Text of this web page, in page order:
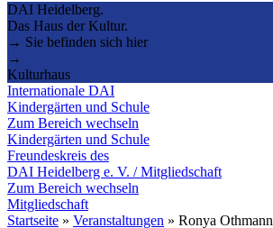
DAI Heidelberg.
Das Haus der Kultur.
→ Sie befinden sich hier
→
Kulturhaus
Internationale DAI
Kindergärten und Schule
Zum Bereich wechseln
Kindergärten und Schule
Freundeskreis des
DAI Heidelberg e. V. / Mitgliedschaft
Zum Bereich wechseln
Mitgliedschaft
Startseite » Veranstaltungen » Ronya Othmann